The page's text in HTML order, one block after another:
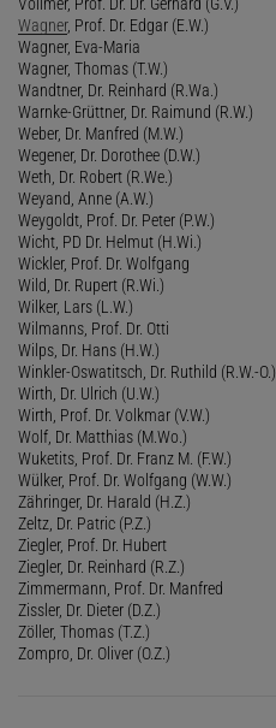
Wagner, Prof. Dr. Edgar (E.W.)
Wagner, Eva-Maria
Wagner, Thomas (T.W.)
Wandtner, Dr. Reinhard (R.Wa.)
Warnke-Grüttner, Dr. Raimund (R.W.)
Weber, Dr. Manfred (M.W.)
Wegener, Dr. Dorothee (D.W.)
Weth, Dr. Robert (R.We.)
Weyand, Anne (A.W.)
Weygoldt, Prof. Dr. Peter (P.W.)
Wicht, PD Dr. Helmut (H.Wi.)
Wickler, Prof. Dr. Wolfgang
Wild, Dr. Rupert (R.Wi.)
Wilker, Lars (L.W.)
Wilmanns, Prof. Dr. Otti
Wilps, Dr. Hans (H.W.)
Winkler-Oswatitsch, Dr. Ruthild (R.W.-O.)
Wirth, Dr. Ulrich (U.W.)
Wirth, Prof. Dr. Volkmar (V.W.)
Wolf, Dr. Matthias (M.Wo.)
Wuketits, Prof. Dr. Franz M. (F.W.)
Wülker, Prof. Dr. Wolfgang (W.W.)
Zähringer, Dr. Harald (H.Z.)
Zeltz, Dr. Patric (P.Z.)
Ziegler, Prof. Dr. Hubert
Ziegler, Dr. Reinhard (R.Z.)
Zimmermann, Prof. Dr. Manfred
Zissler, Dr. Dieter (D.Z.)
Zöller, Thomas (T.Z.)
Zompro, Dr. Oliver (O.Z.)